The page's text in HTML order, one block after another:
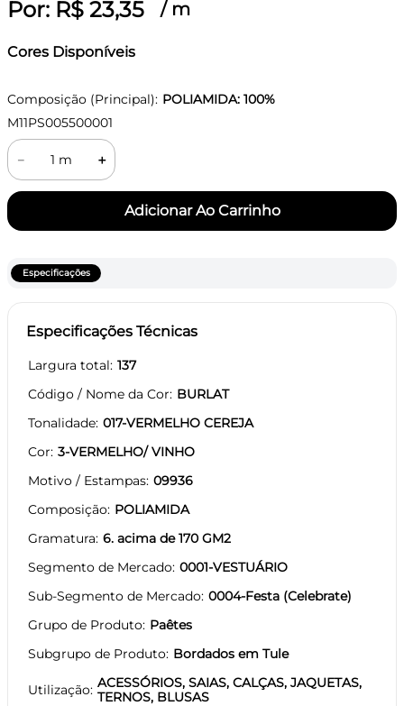
Por: R$ 23,35 / m
Cores Disponíveis
Composição (Principal): POLIAMIDA: 100%
M11PS005500001
＋
－
Especificações
Especificações Técnicas
Largura total 137
Código / Nome da Cor BURLAT
Tonalidade 017-VERMELHO CEREJA
Cor 3-VERMELHO/ VINHO
Motivo / Estampas 09936
Composição POLIAMIDA
Gramatura 6. acima de 170 GM2
Segmento de Mercado 0001-VESTUÁRIO
Sub-Segmento de Mercado 0004-Festa (Celebrate)
Grupo de Produto Paêtes
Subgrupo de Produto Bordados em Tule
Utilização ACESSÓRIOS, SAIAS, CALÇAS, JAQUETAS,
TERNOS, BLUSAS